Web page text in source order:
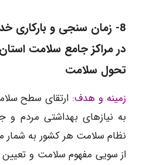
8- زمان سنجی و بارکاری
در مراکز جامع سلامت
تحول سلامت
زمینه و هدف: ارتقای سطح
به نیازهای بهداشتی مردم و
نظام سلامت هر کشور به شمار
از سویی مفهوم سلامت و